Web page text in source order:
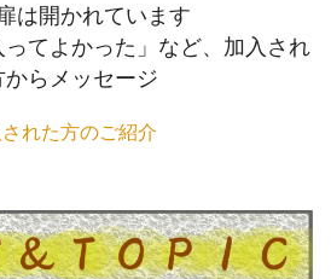
は開かれています
ってよかった」など、加入され
からメッセージ
れた方のご紹介